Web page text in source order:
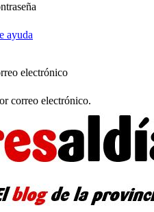
ayuda
electrónico
correo electrónico.